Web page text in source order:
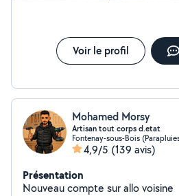
Voir le profil
Mohamed Morsy
Artisan tout corps d.etat
Fontenay-sous-Bois
4,9/5 (139 avis)
Présentation
Nouveau compte sur allo voisine